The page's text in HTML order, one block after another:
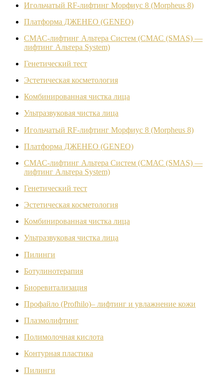
Игольчатый RF-лифтинг Морфиус 8 (Morpheus 8)
Платформа ДЖЕНЕО (GENEO)
СМАС-лифтинг Альтера Систем (СМАС (SMAS) —
лифтинг Альтера System)
Генетический тест
Эстетическая косметология
Комбинированная чистка лица
Ультразвуковая чистка лица
Игольчатый RF-лифтинг Морфиус 8 (Morpheus 8)
Платформа ДЖЕНЕО (GENEO)
СМАС-лифтинг Альтера Систем (СМАС (SMAS) —
лифтинг Альтера System)
Генетический тест
Эстетическая косметология
Комбинированная чистка лица
Ультразвуковая чистка лица
Пилинги
Ботулинотерапия
Биоревитализация
Профайло (Profhilo)– лифтинг и увлажнение кожи
Плазмолифтинг
Полимолочная кислота
Контурная пластика
Пилинги